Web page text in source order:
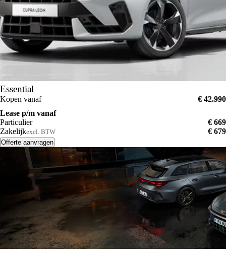
Essential
Kopen vanaf
€ 42.990
Lease p/m vanaf
Particulier
€ 669
Zakelijkexcl. BTW € 679
Offerte aanvragen